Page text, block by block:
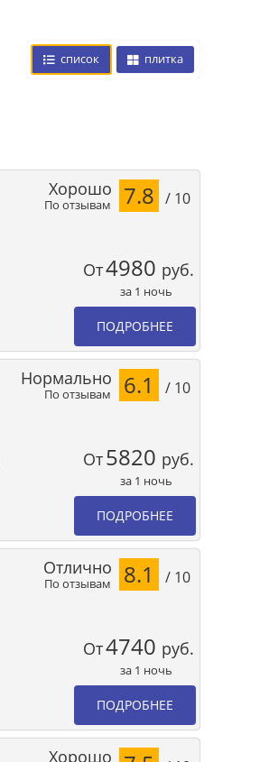
список плитка
По отзывам
Хорошо 7.8 / 10
От4980 руб.
за 1 ночь
ПОДРОБНЕЕ
По отзывам
Нормально 6.1 / 10
От5820 руб.
за 1 ночь
ПОДРОБНЕЕ
По отзывам
Отлично 8.1 / 10
От4740 руб.
за 1 ночь
ПОДРОБНЕЕ
Хорошо